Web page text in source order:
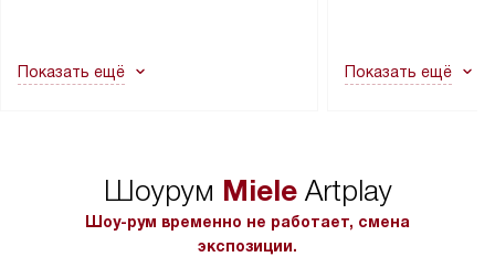
в гарантийном ремонте в будущем.
Показать ещё
не включаются:
в условиях
тарифы на услуги
Показать ещё
Шоурум MieleArtplay
Шоу-рум временно не работает, смена
экспозиции.